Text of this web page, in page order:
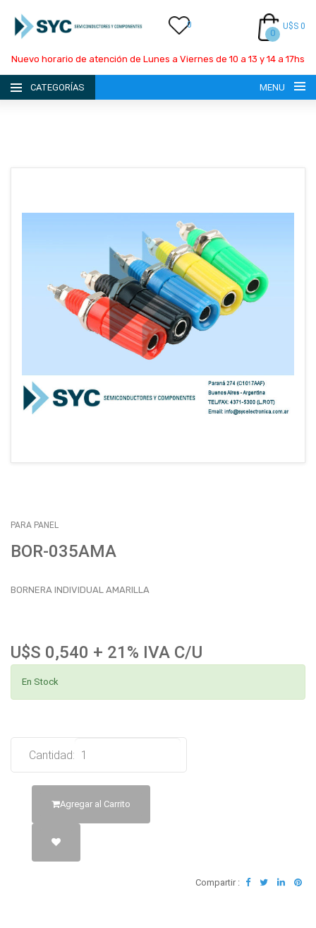
0
0
U$S 0
Nuevo horario de atención de Lunes a Viernes de 10 a 13 y 14 a 17hs
CATEGORÍAS MENU
CATÁLOGO
CONTACTO
PARA PANEL
BOR-035AMA
BORNERA INDIVIDUAL AMARILLA
U$S 0,540 + 21% IVA C/U
En Stock
Cantidad:
Agregar al Carrito
Compartir :